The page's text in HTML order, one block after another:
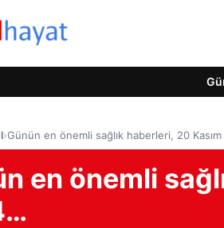
›Günün en önemli sağlık haberleri, 20
en önemli